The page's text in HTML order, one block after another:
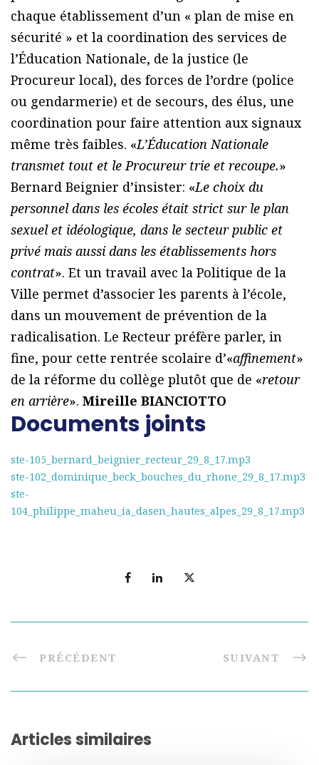
chaque établissement d’un « plan de mise en
sécurité » et la coordination des services de
l’Éducation Nationale, de la justice (le
Procureur local), des forces de l’ordre (police
ou gendarmerie) et de secours, des élus, une
coordination pour faire attention aux signaux
même très faibles. «L’Éducation Nationale
transmet tout et le Procureur trie et recoupe.»
Bernard Beignier d’insister: «Le choix du
personnel dans les écoles était strict sur le plan
sexuel et idéologique, dans le secteur public et
privé mais aussi dans les établissements hors
contrat». Et un travail avec la Politique de la
Ville permet d’associer les parents à l’école,
dans un mouvement de prévention de la
radicalisation. Le Recteur préfère parler, in
fine, pour cette rentrée scolaire d’«affinement»
de la réforme du collège plutôt que de «retour
en arrière». Mireille BIANCIOTTO
Documents joints
ste-105_bernard_beignier_recteur_29_8_17.mp3
ste-102_dominique_beck_bouches_du_rhone_29_8_17.mp3
ste-
104_philippe_maheu_ia_dasen_hautes_alpes_29_8_17.mp3
PRÉCÉDENT SUIVANT
Articles similaires